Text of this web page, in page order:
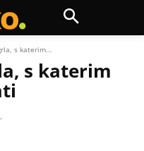
s katerim...
s katerim